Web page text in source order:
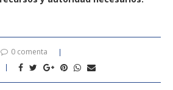
0 comenta